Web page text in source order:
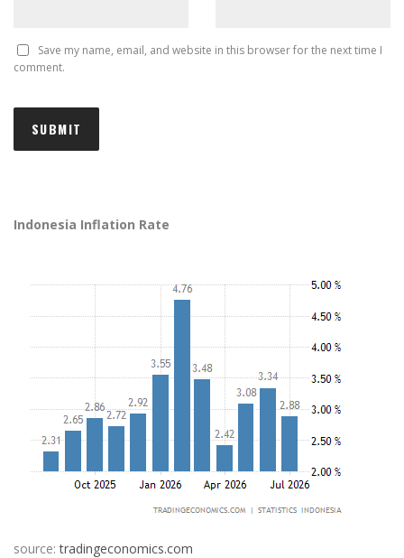
Save my name, email, and website in this browser for the next time I
comment.
Indonesia Inflation Rate
source:tradingeconomics.com